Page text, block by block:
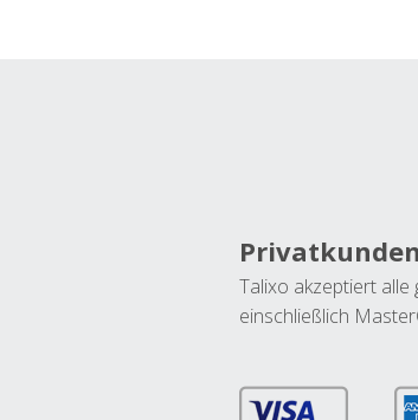
Privatkunden
Talixo akzeptiert alle
einschließlich